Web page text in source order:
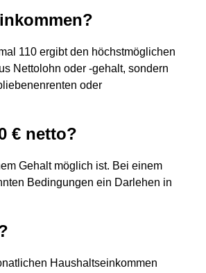
110 ergibt den höchstmöglichen
Nettolohn oder -gehalt, sondern
oder
€ netto?
Gehalt möglich ist. Bei einem
Bedingungen ein Darlehen in
Haushaltseinkommen